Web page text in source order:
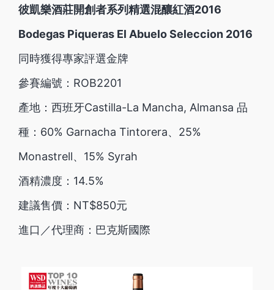
彼凱樂酒莊開創者系列精選混釀紅酒2016
Bodegas Piqueras El Abuelo Seleccion 2016
同時獲得專家評選金牌
參賽編號：ROB2201
產地：西班牙Castilla-La Mancha, Almansa 品
種：60% Garnacha Tintorera、25%
Monastrell、15% Syrah
酒精濃度：14.5%
建議售價：NT$850元
進口／代理商：巴克斯國際